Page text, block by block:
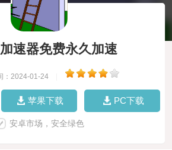
速器免费永久加速
：2024-01-24
苹果下载 PC下载
安卓市场，安全绿色